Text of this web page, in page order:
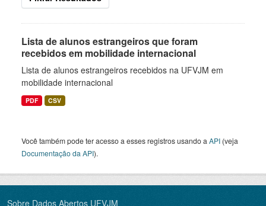
Lista de alunos estrangeiros que foram
recebidos em mobilidade internacional
Lista de alunos estrangeiros recebidos na UFVJM em
mobilidade internacional
PDF CSV
Você também pode ter acesso a esses registros usando a API (veja
Documentação da API).
Sobre Dados Abertos UFVJM